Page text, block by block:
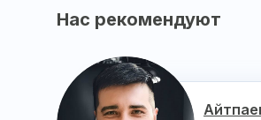
Нас рекомендуют